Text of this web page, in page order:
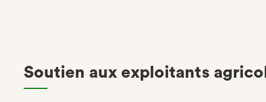
Soutien aux exploitants